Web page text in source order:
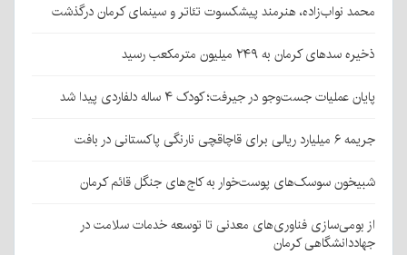
محمد نواب‌زاده، هنرمند پیشکسوت تئاتر و سینمای کرمان درگذشت
ذخیره سدهای کرمان به ۲۴۹ میلیون مترمکعب رسید
پایان عملیات جست‌وجو در جیرفت؛ کودک ۴ ساله دلفاردی پیدا شد
جریمه ۶ میلیارد ریالی برای قاچاقچی نارنگی پاکستانی در بافت
شبیخون سوسک‌های پوست‌خوار به کاج‌های جنگل قائم کرمان
از بومی‌سازی فناوری‌های معدنی تا توسعه خدمات سلامت در
جهاددانشگاهی کرمان